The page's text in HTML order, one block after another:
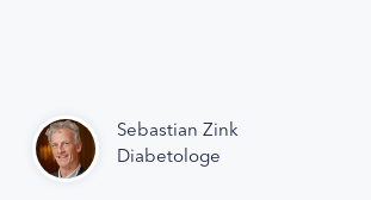
Sebastian Zink
Diabetologe